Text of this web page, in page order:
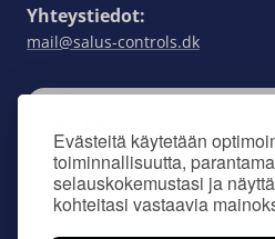
Evästeitä käytetään
toiminnallisuutta,
selauskokemustasi ja
kohteitasi vastaavia
Yhteystiedot:
mail@salus-controls.dk
Pysy ajan tasalla kaikesta
tilaamalla uutiskirjeemme.